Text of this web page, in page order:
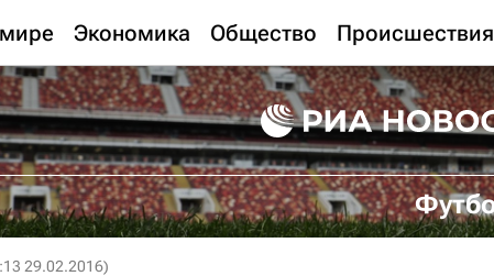
Экономика Общество Происшествия
29.02.2016)